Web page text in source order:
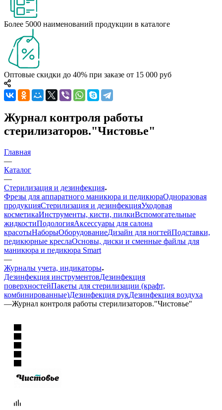
Более 5000 наименований продукции в каталоге
Оптовые скидки до 40% при заказе от 15 000 руб
Журнал контроля работы
стерилизаторов."Чистовье"
Главная
—
Каталог
—
Стерилизация и дезинфекция
Фрезы для аппаратного маникюра и педикюраОдноразовая
продукцияСтерилизация и дезинфекцияУходовая
косметикаИнструменты, кисти, пилкиВспомогательные
жидкостиПодологияАксессуары для салона
красотыНаборыОборудованиеДизайн для ногтейПодставки,
педикюрные креслаОсновы, диски и сменные файлы для
маникюра и педикюра Smart
—
Журналы учета, индикаторы
Дезинфекция инструментовДезинфекция
поверхностейПакеты для стерилизации (крафт,
комбинированные)Дезинфекция рукДезинфекция воздуха
—Журнал контроля работы стерилизаторов."Чистовье"